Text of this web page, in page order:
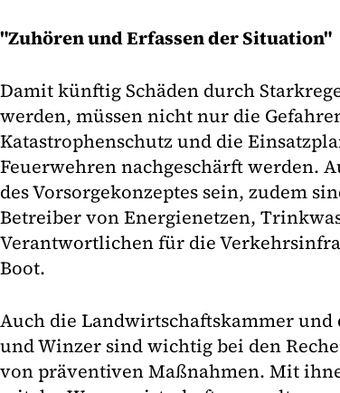
"Zuhören und Erfassen der Situation"
Damit künftig Schäden durch
werden, müssen nicht nur die
Katastrophenschutz und die
Feuerwehren nachgeschärft werden.
des Vorsorgekonzeptes sein, zudem
Betreiber von Energienetzen,
Verantwortlichen für die
Boot.
Auch die Landwirtschaftskammer
und Winzer sind wichtig bei den
von präventiven Maßnahmen. Mit